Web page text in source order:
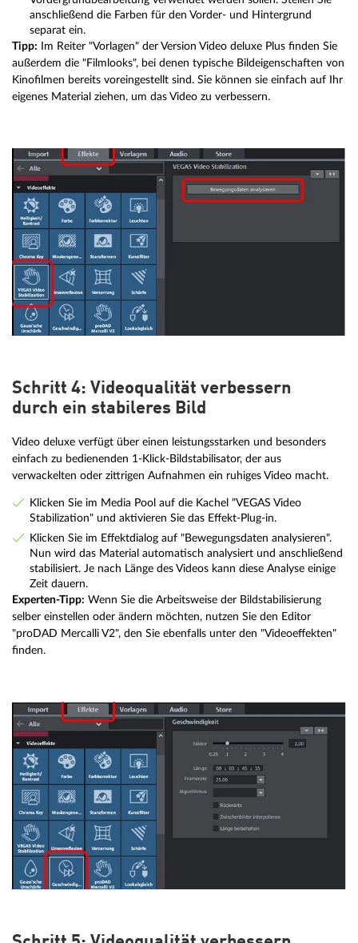
anschließend die Farben für den Vorder- und Hintergrund
separat ein.
Tipp: Im Reiter "Vorlagen" der Version Video deluxe Plus finden Sie
außerdem die "Filmlooks", bei denen typische Bildeigenschaften von
Kinofilmen bereits voreingestellt sind. Sie können sie einfach auf Ihr
eigenes Material ziehen, um das Video zu verbessern.
Schritt 4: Videoqualität verbessern
durch ein stabileres Bild
Video deluxe verfügt über einen leistungsstarken und besonders
einfach zu bedienenden 1-Klick-Bildstabilisator, der aus
verwackelten oder zittrigen Aufnahmen ein ruhiges Video macht.
Klicken Sie im Media Pool auf die Kachel "VEGAS Video
Stabilization" und aktivieren Sie das Effekt-Plug-in.
Klicken Sie im Effektdialog auf "Bewegungsdaten analysieren".
Nun wird das Material automatisch analysiert und anschließend
stabilisiert. Je nach Länge des Videos kann diese Analyse einige
Zeit dauern.
Experten-Tipp: Wenn Sie die Arbeitsweise der Bildstabilisierung
selber einstellen oder ändern möchten, nutzen Sie den Editor
"proDAD Mercalli V2", den Sie ebenfalls unter den "Videoeffekten"
finden.